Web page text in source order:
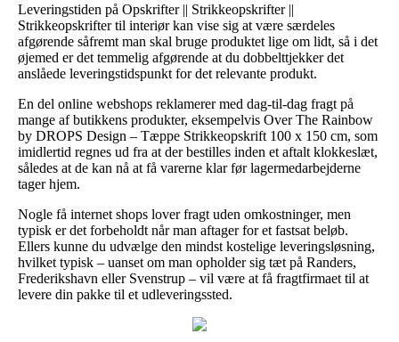
Leveringstiden på Opskrifter || Strikkeopskrifter ||
Strikkeopskrifter til interiør kan vise sig at være særdeles
afgørende såfremt man skal bruge produktet lige om lidt, så i det
øjemed er det temmelig afgørende at du dobbelttjekker det
anslåede leveringstidspunkt for det relevante produkt.
En del online webshops reklamerer med dag-til-dag fragt på
mange af butikkens produkter, eksempelvis Over The Rainbow
by DROPS Design – Tæppe Strikkeopskrift 100 x 150 cm, som
imidlertid regnes ud fra at der bestilles inden et aftalt klokkeslæt,
således at de kan nå at få varerne klar før lagermedarbejderne
tager hjem.
Nogle få internet shops lover fragt uden omkostninger, men
typisk er det forbeholdt når man aftager for et fastsat beløb.
Ellers kunne du udvælge den mindst kostelige leveringsløsning,
hvilket typisk – uanset om man opholder sig tæt på Randers,
Frederikshavn eller Svenstrup – vil være at få fragtfirmaet til at
levere din pakke til et udleveringssted.